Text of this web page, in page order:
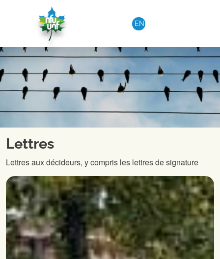
Aller au contenu
EN
Lettres
Lettres aux décideurs, y compris les lettres de signature